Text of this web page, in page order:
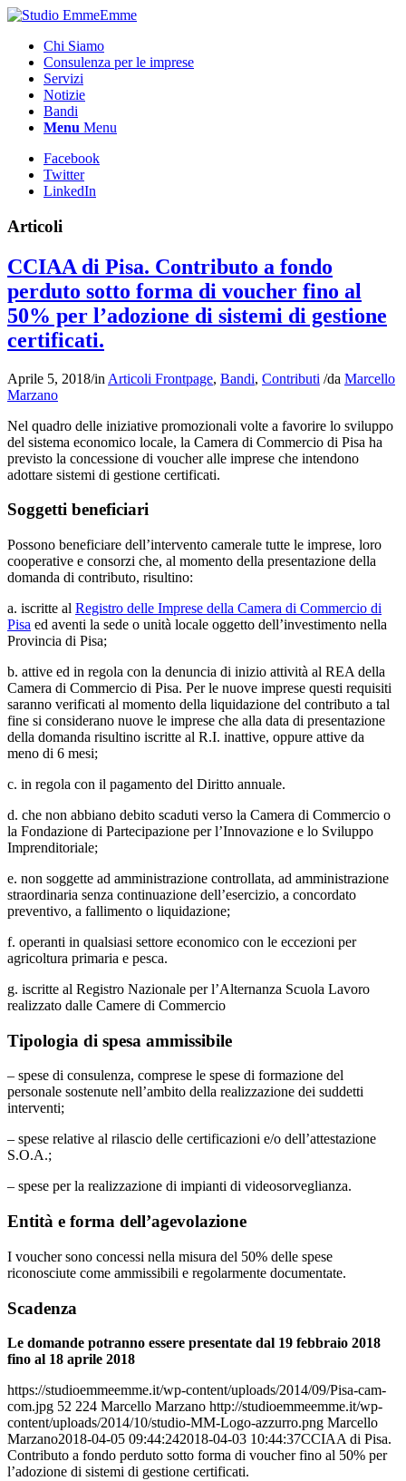
Chi Siamo
Consulenza per le imprese
Servizi
Notizie
Bandi
Menu Menu
Facebook
Twitter
LinkedIn
Articoli
CCIAA di Pisa. Contributo a fondo
perduto sotto forma di voucher fino al
50% per l’adozione di sistemi di gestione
certificati.
Aprile 5, 2018/in Articoli Frontpage, Bandi, Contributi /da Marcello
Marzano
Nel quadro delle iniziative promozionali volte a favorire lo sviluppo
del sistema economico locale, la Camera di Commercio di Pisa ha
previsto la concessione di voucher alle imprese che intendono
adottare sistemi di gestione certificati.
Soggetti beneficiari
Possono beneficiare dell’intervento camerale tutte le imprese, loro
cooperative e consorzi che, al momento della presentazione della
domanda di contributo, risultino:
a. iscritte al Registro delle Imprese della Camera di Commercio di
Pisa ed aventi la sede o unità locale oggetto dell’investimento nella
Provincia di Pisa;
b. attive ed in regola con la denuncia di inizio attività al REA della
Camera di Commercio di Pisa. Per le nuove imprese questi requisiti
saranno verificati al momento della liquidazione del contributo a tal
fine si considerano nuove le imprese che alla data di presentazione
della domanda risultino iscritte al R.I. inattive, oppure attive da
meno di 6 mesi;
c. in regola con il pagamento del Diritto annuale.
d. che non abbiano debito scaduti verso la Camera di Commercio o
la Fondazione di Partecipazione per l’Innovazione e lo Sviluppo
Imprenditoriale;
e. non soggette ad amministrazione controllata, ad amministrazione
straordinaria senza continuazione dell’esercizio, a concordato
preventivo, a fallimento o liquidazione;
f. operanti in qualsiasi settore economico con le eccezioni per
agricoltura primaria e pesca.
g. iscritte al Registro Nazionale per l’Alternanza Scuola Lavoro
realizzato dalle Camere di Commercio
Tipologia di spesa ammissibile
– spese di consulenza, comprese le spese di formazione del
personale sostenute nell’ambito della realizzazione dei suddetti
interventi;
– spese relative al rilascio delle certificazioni e/o dell’attestazione
S.O.A.;
– spese per la realizzazione di impianti di videosorveglianza.
Entità e forma dell’agevolazione
I voucher sono concessi nella misura del 50% delle spese
riconosciute come ammissibili e regolarmente documentate.
Scadenza
Le domande potranno essere presentate dal 19 febbraio 2018
fino al 18 aprile 2018
https://studioemmeemme.it/wp-content/uploads/2014/09/Pisa-cam-
com.jpg 52 224 Marcello Marzano http://studioemmeemme.it/wp-
content/uploads/2014/10/studio-MM-Logo-azzurro.png Marcello
Marzano2018-04-05 09:44:242018-04-03 10:44:37CCIAA di Pisa.
Contributo a fondo perduto sotto forma di voucher fino al 50% per
l’adozione di sistemi di gestione certificati.